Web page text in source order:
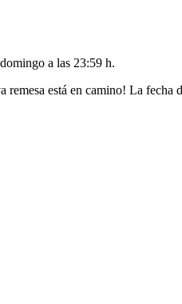
domingo a las 23:59 h.
está en camino! La